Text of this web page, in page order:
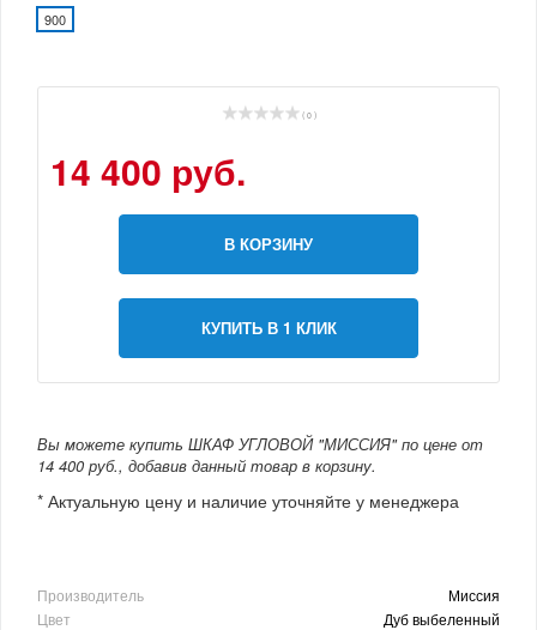
900
( 0 )
14 400 руб.
В КОРЗИНУ
КУПИТЬ В 1 КЛИК
Вы можете купить ШКАФ УГЛОВОЙ "МИССИЯ" по цене от
14 400 руб., добавив данный товар в корзину.
* Актуальную цену и наличие уточняйте у менеджера
Производитель
Миссия
Цвет
Дуб выбеленный